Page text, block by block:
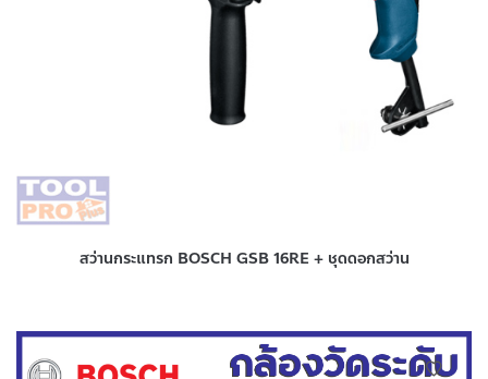
สว่านกระแทรก BOSCH GSB 16RE + ชุดดอกสว่าน